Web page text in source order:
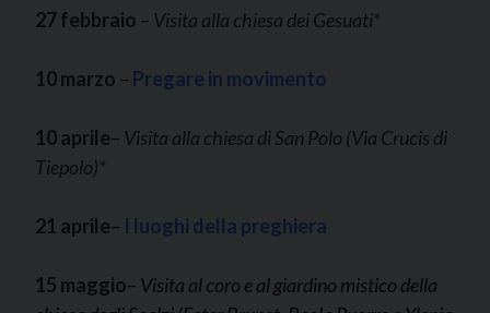
27 febbraio – Visita alla chiesa dei Gesuati*
10 marzo – Pregare in movimento
10 aprile– Visita alla chiesa di San Polo (Via Crucis di
Tiepolo)*
21 aprile– I luoghi della preghiera
15 maggio– Visita al coro e al giardino mistico della